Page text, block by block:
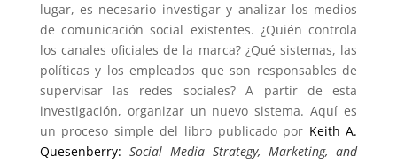
lugar, es necesario investigar y analizar los medios
de comunicación social existentes. ¿Quién controla
los canales oficiales de la marca? ¿Qué sistemas, las
políticas y los empleados que son responsables de
supervisar las redes sociales?A partir de esta
investigación, organizar un nuevo sistema.Aquí es
un proceso simple del libro publicado por Keith A.
Quesenberry: Social Media Strategy, Marketing, and